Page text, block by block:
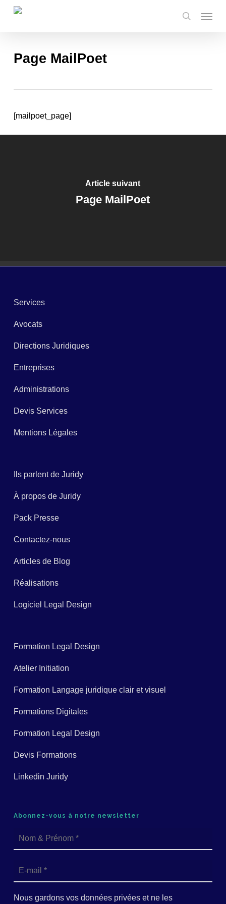
Skip
search
Menu
Page MailPoet
[mailpoet_page]
Article suivant
Page MailPoet
Services
Avocats
Directions Juridiques
Entreprises
Administrations
Devis Services
Mentions Légales
Ils parlent de Juridy
À propos de Juridy
Pack Presse
Contactez-nous
Articles de Blog
Réalisations
Logiciel Legal Design
Formation Legal Design
Atelier Initiation
Formation Langage juridique clair et visuel
Formations Digitales
Formation Legal Design
Devis Formations
Linkedin Juridy
Abonnez-vous à notre newsletter
Nous gardons vos données privées et ne les